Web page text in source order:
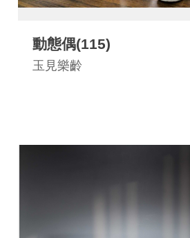
動態偶(115)
玉見樂齡